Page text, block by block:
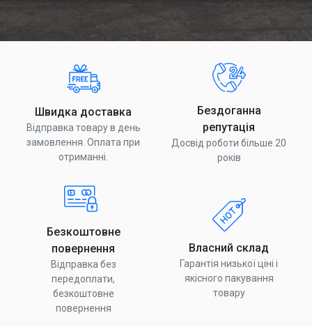
Швидка доставка
Відправка товару в день
замовлення. Оплата при
отриманні.
Бездоганна
репутація
Досвід роботи більше 20
років
Безкоштовне
повернення
Відправка без
передоплати,
безкоштовне
повернення
Власний склад
Гарантія низької ціні і
якісного пакування
товару